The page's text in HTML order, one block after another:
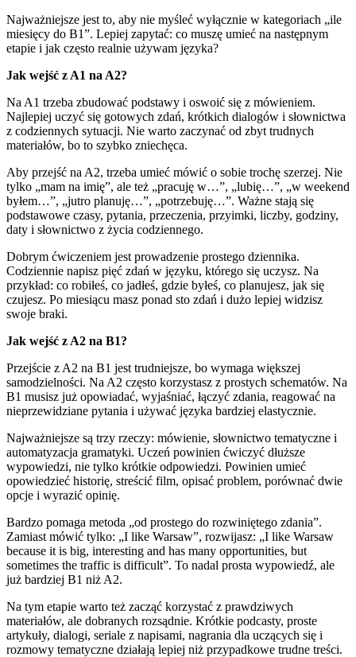
Najważniejsze jest to, aby nie myśleć wyłącznie w kategoriach „ile
miesięcy do B1”. Lepiej zapytać: co muszę umieć na następnym
etapie i jak często realnie używam języka?
Jak wejść z A1 na A2?
Na A1 trzeba zbudować podstawy i oswoić się z mówieniem.
Najlepiej uczyć się gotowych zdań, krótkich dialogów i słownictwa
z codziennych sytuacji. Nie warto zaczynać od zbyt trudnych
materiałów, bo to szybko zniechęca.
Aby przejść na A2, trzeba umieć mówić o sobie trochę szerzej. Nie
tylko „mam na imię”, ale też „pracuję w…”, „lubię…”, „w weekend
byłem…”, „jutro planuję…”, „potrzebuję…”. Ważne stają się
podstawowe czasy, pytania, przeczenia, przyimki, liczby, godziny,
daty i słownictwo z życia codziennego.
Dobrym ćwiczeniem jest prowadzenie prostego dziennika.
Codziennie napisz pięć zdań w języku, którego się uczysz. Na
przykład: co robiłeś, co jadłeś, gdzie byłeś, co planujesz, jak się
czujesz. Po miesiącu masz ponad sto zdań i dużo lepiej widzisz
swoje braki.
Jak wejść z A2 na B1?
Przejście z A2 na B1 jest trudniejsze, bo wymaga większej
samodzielności. Na A2 często korzystasz z prostych schematów. Na
B1 musisz już opowiadać, wyjaśniać, łączyć zdania, reagować na
nieprzewidziane pytania i używać języka bardziej elastycznie.
Najważniejsze są trzy rzeczy: mówienie, słownictwo tematyczne i
automatyzacja gramatyki. Uczeń powinien ćwiczyć dłuższe
wypowiedzi, nie tylko krótkie odpowiedzi. Powinien umieć
opowiedzieć historię, streścić film, opisać problem, porównać dwie
opcje i wyrazić opinię.
Bardzo pomaga metoda „od prostego do rozwiniętego zdania”.
Zamiast mówić tylko: „I like Warsaw”, rozwijasz: „I like Warsaw
because it is big, interesting and has many opportunities, but
sometimes the traffic is difficult”. To nadal prosta wypowiedź, ale
już bardziej B1 niż A2.
Na tym etapie warto też zacząć korzystać z prawdziwych
materiałów, ale dobranych rozsądnie. Krótkie podcasty, proste
artykuły, dialogi, seriale z napisami, nagrania dla uczących się i
rozmowy tematyczne działają lepiej niż przypadkowe trudne treści.